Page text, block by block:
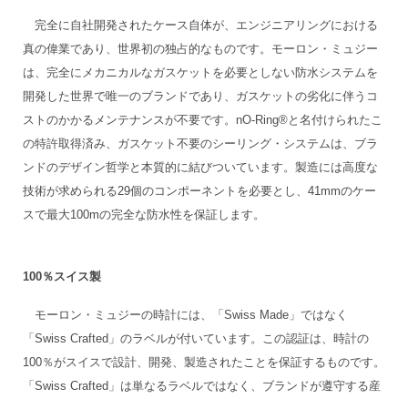
完全に自社開発されたケース自体が、エンジニアリングにおける
真の偉業であり、世界初の独占的なものです。モーロン・ミュジー
は、完全にメカニカルなガスケットを必要としない防水システムを
開発した世界で唯一のブランドであり、ガスケットの劣化に伴うコ
ストのかかるメンテナンスが不要です。nO-Ring®と名付けられたこ
の特許取得済み、ガスケット不要のシーリング・システムは、ブラ
ンドのデザイン哲学と本質的に結びついています。製造には高度な
技術が求められる29個のコンポーネントを必要とし、41mmのケー
スで最大100mの完全な防水性を保証します。
100％スイス製
モーロン・ミュジーの時計には、「Swiss Made」ではなく
「Swiss Crafted」のラベルが付いています。この認証は、時計の
100％がスイスで設計、開発、製造されたことを保証するものです。
「Swiss Crafted」は単なるラベルではなく、ブランドが遵守する産